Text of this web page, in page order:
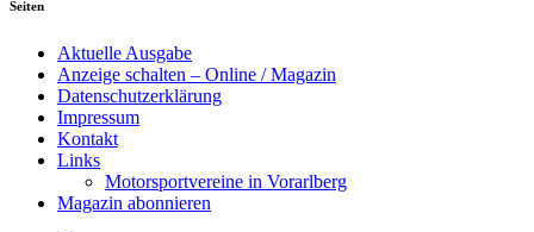
Seiten
Aktuelle Ausgabe
Anzeige schalten – Online / Magazin
Datenschutzerklärung
Impressum
Kontakt
Links
Motorsportvereine in Vorarlberg
Magazin abonnieren